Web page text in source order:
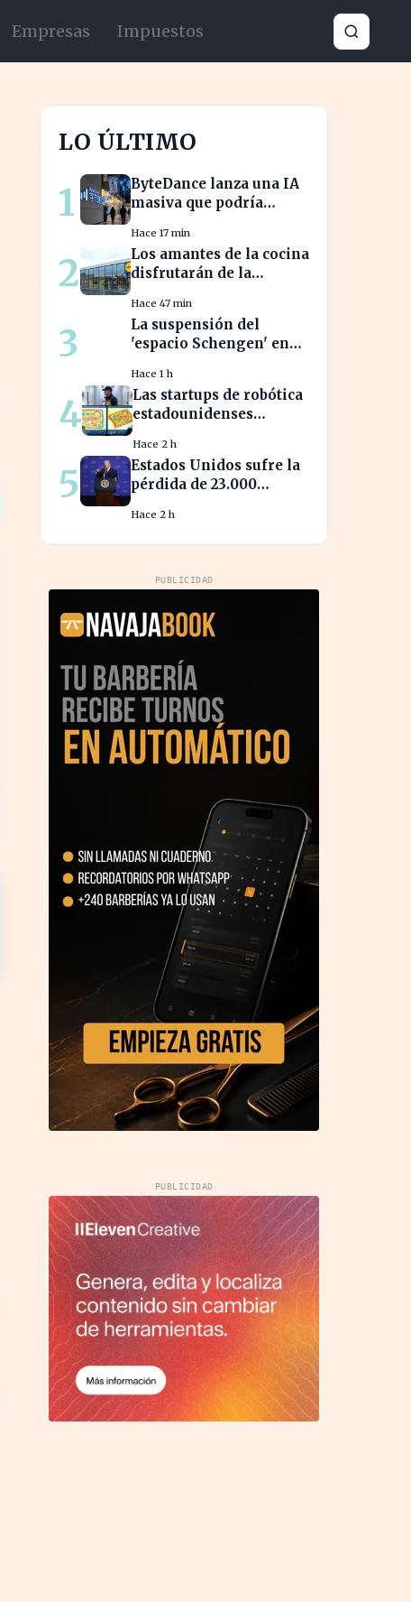
Empresas Impuestos
LO ÚLTIMO
1
ByteDance lanza una IA
masiva que podría
competencia en el sector
Hace 17 min
2
Los amantes de la cocina
disfrutarán de la
por menos de 40 euros
Hace 47 min
3
La suspensión del
'espacio Schengen' en
los viajeros en Europa?
Hace 1 h
4
Las startups de robótica
estadounidenses
para reducir costes
Hace 2 h
5
Estados Unidos sufre la
pérdida de 23.000
de la guerra
Hace 2 h
PUBLICIDAD
PUBLICIDAD